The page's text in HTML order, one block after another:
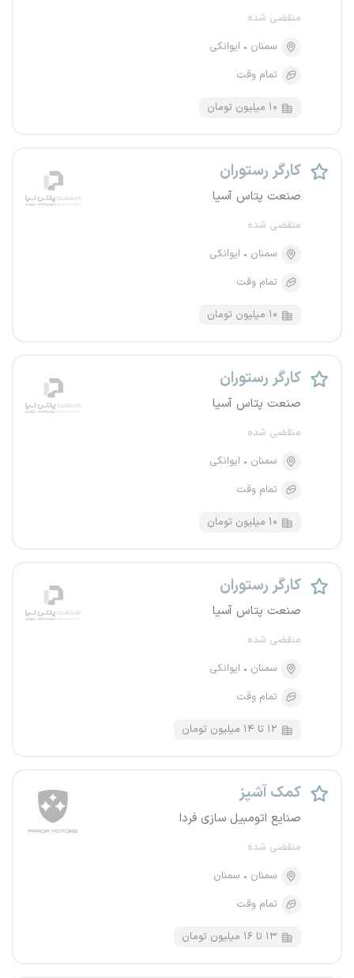
منقضی شده
سمنان
ایوانکی
تمام وقت
۱۰ میلیون تومان
کارگر رستوران
صنعت پتاس آسیا
منقضی شده
سمنان
ایوانکی
تمام وقت
۱۰ میلیون تومان
کارگر رستوران
صنعت پتاس آسیا
منقضی شده
سمنان
ایوانکی
تمام وقت
۱۰ میلیون تومان
کارگر رستوران
صنعت پتاس آسیا
منقضی شده
سمنان
ایوانکی
تمام وقت
۱۲ تا ۱۴ میلیون تومان
کمک آشپز
صنایع اتومبیل سازی فردا
منقضی شده
سمنان
سمنان
تمام وقت
۱۳ تا ۱۶ میلیون تومان